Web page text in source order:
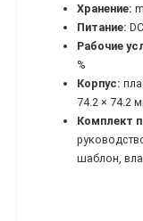
Хранение:
Питание:
Рабочие
%
Корпус:
74.2 × 74.2
Комплект
шаблон,